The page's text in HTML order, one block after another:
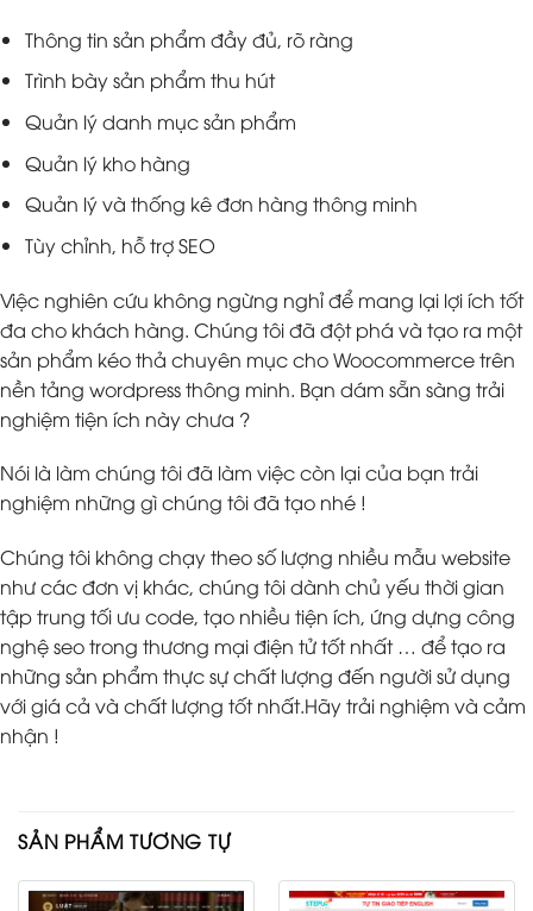
Thông tin sản phẩm đầy đủ, rõ ràng
Trình bày sản phẩm thu hút
Quản lý danh mục sản phẩm
Quản lý kho hàng
Quản lý và thống kê đơn hàng thông minh
Tùy chỉnh, hỗ trợ SEO
Việc nghiên cứu không ngừng nghỉ để mang lại lợi ích tốt
đa cho khách hàng. Chúng tôi đã đột phá và tạo ra một
sản phẩm kéo thả chuyên mục cho Woocommerce trên
nền tảng wordpress thông minh. Bạn dám sẵn sàng trải
nghiệm tiện ích này chưa ?
Nói là làm chúng tôi đã làm việc còn lại của bạn trải
nghiệm những gì chúng tôi đã tạo nhé !
Chúng tôi không chạy theo số lượng nhiều mẫu website
như các đơn vị khác, chúng tôi dành chủ yếu thời gian
tập trung tối ưu code, tạo nhiều tiện ích, ứng dựng công
nghệ seo trong thương mại điện tử tốt nhất … để tạo ra
những sản phẩm thực sự chất lượng đến người sử dụng
với giá cả và chất lượng tốt nhất.Hãy trải nghiệm và cảm
nhận !
SẢN PHẨM TƯƠNG TỰ